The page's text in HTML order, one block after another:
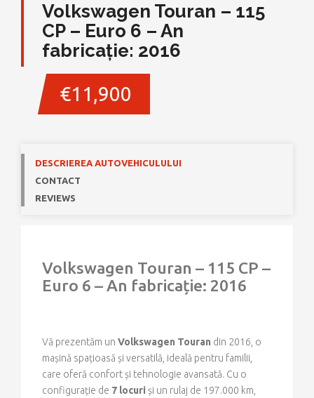
Volkswagen Touran – 115
CP – Euro 6 – An
fabricație: 2016
€11,900
DESCRIEREA AUTOVEHICULULUI
CONTACT
REVIEWS
Volkswagen Touran – 115 CP –
Euro 6 – An fabricație: 2016
Vă prezentăm un Volkswagen Touran din 2016, o
mașină spațioasă și versatilă, ideală pentru familii,
care oferă confort și tehnologie avansată. Cu o
configurație de 7 locuri și un rulaj de 197.000 km,